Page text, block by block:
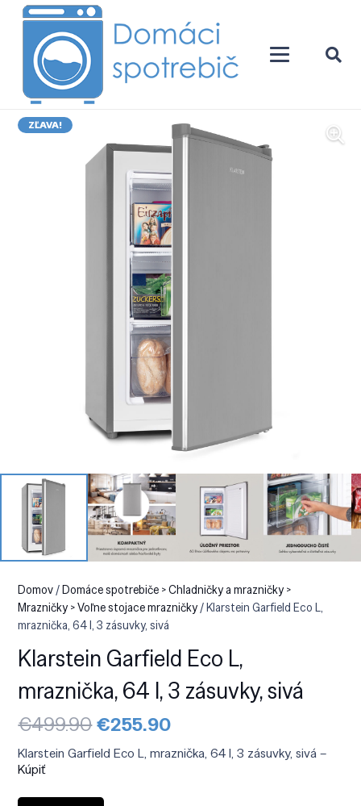
ZĽAVA!
Domov/Domáce spotrebiče > Chladničky a mrazničky >
Mrazničky > Voľne stojace mrazničky/ Klarstein Garfield Eco L,
mraznička, 64 l, 3 zásuvky, sivá
Klarstein Garfield Eco L,
mraznička, 64 l, 3 zásuvky, sivá
€499.90Pôvodná
cena
bola:
€255.90Aktuálna
je:
Klarstein Garfield Eco L, mraznička, 64 l, 3 zásuvky, sivá –
Kúpiť